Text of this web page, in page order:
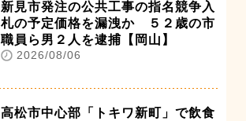
新見市発注の公共工事の指名競争入
札の予定価格を漏洩か ５２歳の市
職員ら男２人を逮捕【岡山】
2026/08/06
高松市中心部「トキワ新町」で飲食